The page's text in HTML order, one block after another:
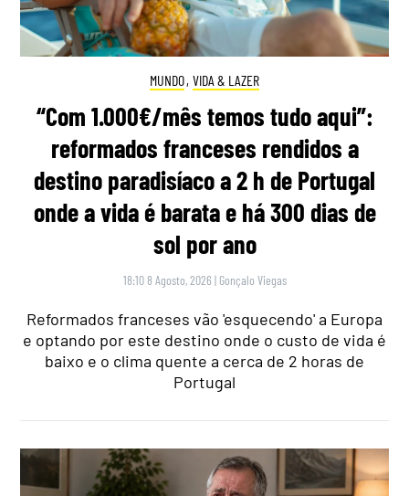
MUNDO, VIDA & LAZER
“Com 1.000€/mês temos tudo aqui”:
reformados franceses rendidos a
destino paradisíaco a 2 h de Portugal
onde a vida é barata e há 300 dias de
sol por ano
18:10 8 Agosto, 2026 | Gonçalo Viegas
Reformados franceses vão 'esquecendo' a Europa
e optando por este destino onde o custo de vida é
baixo e o clima quente a cerca de 2 horas de
Portugal